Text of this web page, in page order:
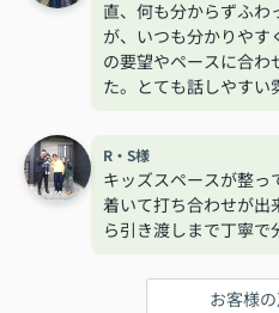
直、何も分からずふわ
が、いつも分かりやす
の要望やペースに合わ
た。とても話しやすい
R・S様
キッズスペースが整っ
着いて打ち合わせが出
ら引き渡しまで丁寧で
お客様